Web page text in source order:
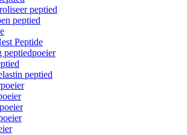
peptied
peptied
Peptide
peptiedpoeier
peptied